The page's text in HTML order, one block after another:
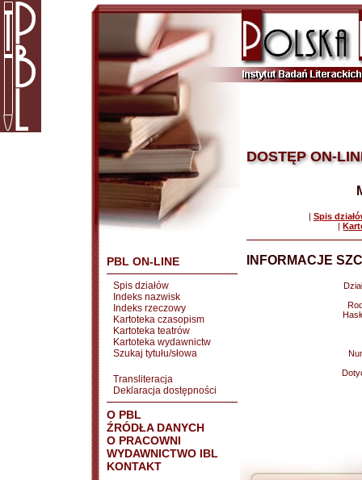
PBL ON-LINE
Spis działów
Indeks nazwisk
Indeks rzeczowy
Kartoteka czasopism
Kartoteka teatrów
Kartoteka wydawnictw
Szukaj tytułu/słowa
Transliteracja
Deklaracja dostępności
O PBL
ŹRÓDŁA DANYCH
O PRACOWNI
WYDAWNICTWO IBL
KONTAKT
DOSTĘP ON-
| Spis
|
INFORMACJE